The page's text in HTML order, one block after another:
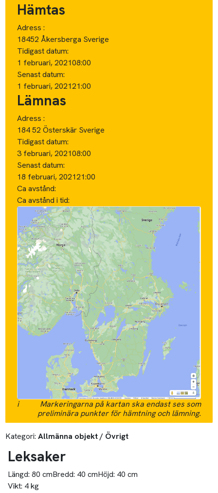
Hämtas
Adress :
18452 Åkersberga Sverige
Tidigast datum:
1 februari, 202108:00
Senast datum:
1 februari, 202121:00
Lämnas
Adress :
184 52 Österskär Sverige
Tidigast datum:
3 februari, 202108:00
Senast datum:
18 februari, 202121:00
Ca avstånd:
Ca avstånd i tid:
i
Markeringarna på kartan ska endast ses som
preliminära punkter för hämtning och lämning.
Kategori: Allmänna objekt / Övrigt
Leksaker
Längd: 80 cmBredd: 40 cmHöjd: 40 cm
Vikt: 4 kg